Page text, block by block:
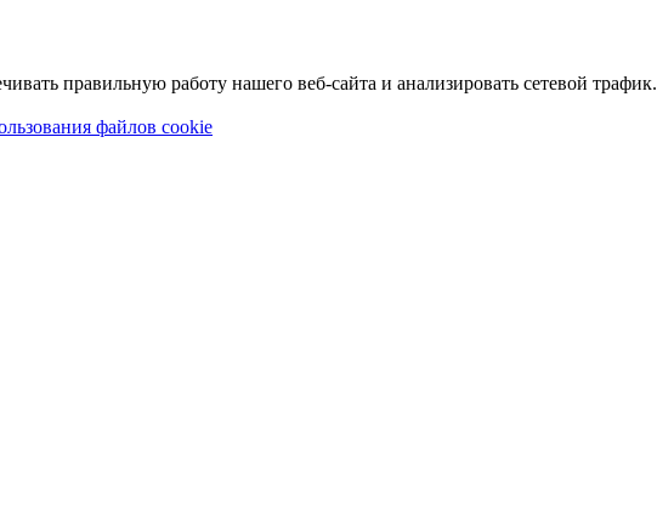
правильную работу нашего веб-сайта и анализировать сетевой трафик.
файлов cookie